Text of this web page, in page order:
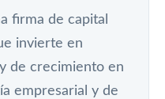
firma de capital
invierte en
de crecimiento en
empresarial y de